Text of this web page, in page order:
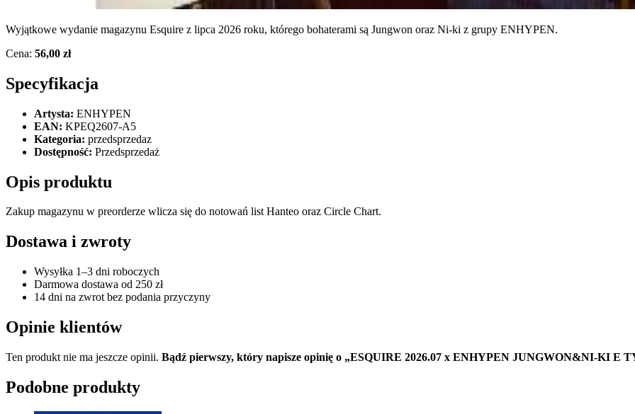
Wyjątkowe wydanie magazynu Esquire z lipca 2026 roku, którego bohaterami są Jungwon oraz Ni-ki z grupy ENHYPEN.
Cena: 56,00 zł
Specyfikacja
Artysta: ENHYPEN
EAN: KPEQ2607-A5
Kategoria: przedsprzedaz
Dostępność: Przedsprzedaż
Opis produktu
Zakup magazynu w preorderze wlicza się do notowań list Hanteo oraz Circle Chart.
Dostawa i zwroty
Wysyłka 1–3 dni roboczych
Darmowa dostawa od 250 zł
14 dni na zwrot bez podania przyczyny
Opinie klientów
Ten produkt nie ma jeszcze opinii. Bądź pierwszy, który napisze opinię o „ESQUIRE 2026.07 x ENHYPEN JUNGWON&NI-KI E
Podobne produkty